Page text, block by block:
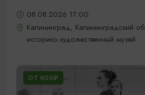
08.08.2026 17:00
Калининград, Калининградский
историко-художественный музей
ОТ 600₽